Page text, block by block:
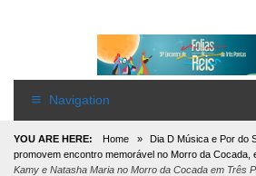
Navigation
YOU ARE HERE: Home »
Dia D Música e Por do
promovem encontro memorável no Morro da Cocada,
Kamy e Natasha Maria no Morro da Cocada em Três